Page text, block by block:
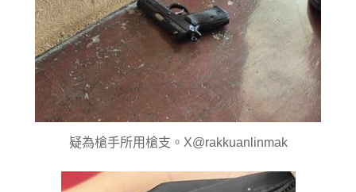
疑為槍手所用槍支。X@rakkuanlinmak